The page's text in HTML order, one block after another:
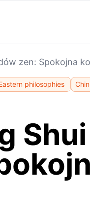
zen: Spokojna
philosophies